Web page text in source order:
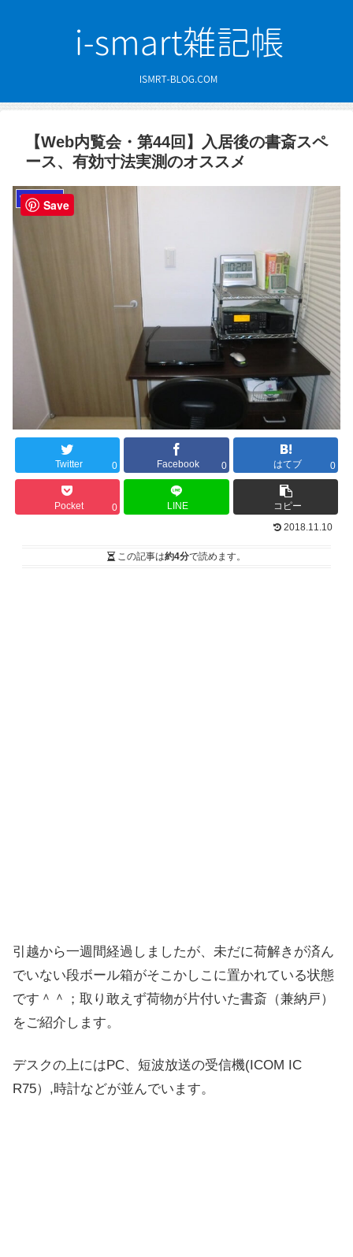
【Web内覧会・第44回】入居後の書斎スペ
ース、有効寸法実測のオススメ
Web内覧会
Twitter 0 Facebook 0 はてブ 0
Pocket 0 LINE
コピー
2018.11.10
この記事は約4分で読めます。
引越から一週間経過しましたが、未だに荷解きが済ん
でいない段ボール箱がそこかしこに置かれている状態
です＾＾；取り敢えず荷物が片付いた書斎（兼納戸）
をご紹介します。
デスクの上にはPC、短波放送の受信機(ICOM IC
R75）,時計などが並んでいます。
Save